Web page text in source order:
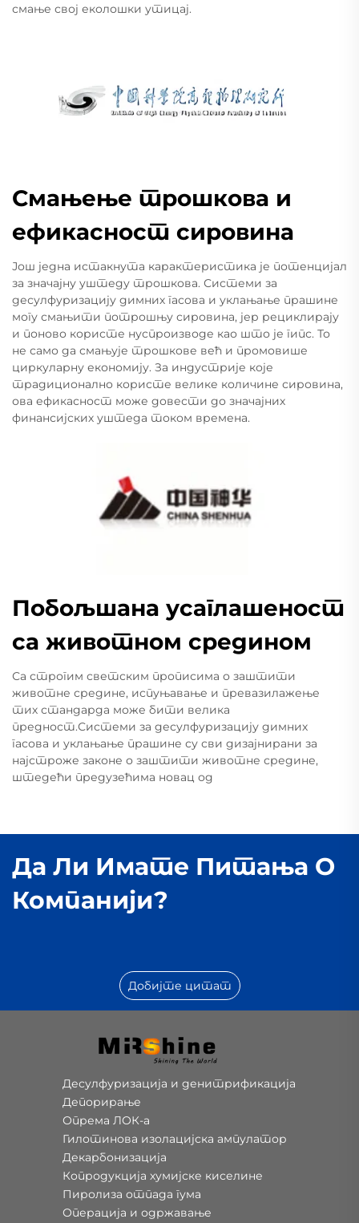
смање свој еколошки утицај.
Смањење трошкова и
ефикасност сировина
Још једна истакнута карактеристика је потенцијал
за значајну уштеду трошкова. Системи за
десулфуризацију димних гасова и уклањање прашине
могу смањити потрошњу сировина, јер рециклирају
и поново користе нуспроизводе као што је гипс. То
не само да смањује трошкове већ и промовише
циркуларну економију. За индустрије које
традиционално користе велике количине сировина,
ова ефикасност може довести до значајних
финансијских уштеда током времена.
Побољшана усаглашеност
са животном средином
Са строгим светским прописима о заштити
животне средине, испуњавање и превазилажење
тих стандарда може бити велика
предност.Системи за десулфуризацију димних
гасова и уклањање прашине су сви дизајнирани за
најстроже законе о заштити животне средине,
штедећи предузећима новац од
Да Ли Имате Питања О
Компанији?
Добијте цитат
Десулфуризација и денитрификација
Депорирање
Опрема ЛОК-а
Гилотинова изолацијска ампулатор
Декарбонизација
Копродукција хумијске киселине
Пиролиза отпада гума
Операција и одржавање